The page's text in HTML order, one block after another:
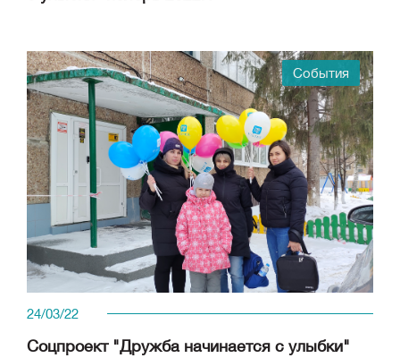
События
24/03/22
Соцпроект "Дружба начинается с улыбки"